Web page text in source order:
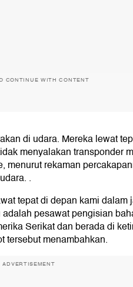
CONTINUE WITH CONTENT
di udara. Mereka lewat
menyalakan transponder
menurut rekaman
.
tepat di depan kami dalam
pesawat pengisian
Serikat dan berada di
tersebut menambahkan.
ADVERTISEMENT